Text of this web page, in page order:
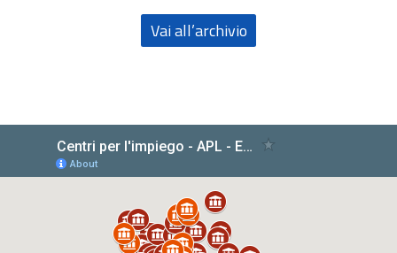
Vai all’archivio